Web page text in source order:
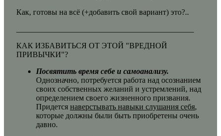
Как, готовы на всё (+добавить свой вариант) это?..
КАК ИЗБАВИТЬСЯ ОТ ЭТОЙ "ВРЕДНОЙ
ПРИВЫЧКИ"?
Посвятить время себе и самоанализу.
Однозначно, потребуется работа над осознанием
своих собственных желаний и устремлений, над
определением своего жизненного призвания.
Придется наверстывать навыки слушания себя,
которые должны были быть приобретены очень
давно.